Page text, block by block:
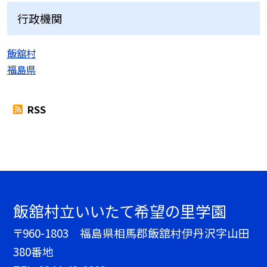
行政機関
飯舘村
福島県
RSS
飯舘村立いいたて希望の里学園
〒960-1803 福島県相馬郡飯舘村伊丹沢字山田
380番地